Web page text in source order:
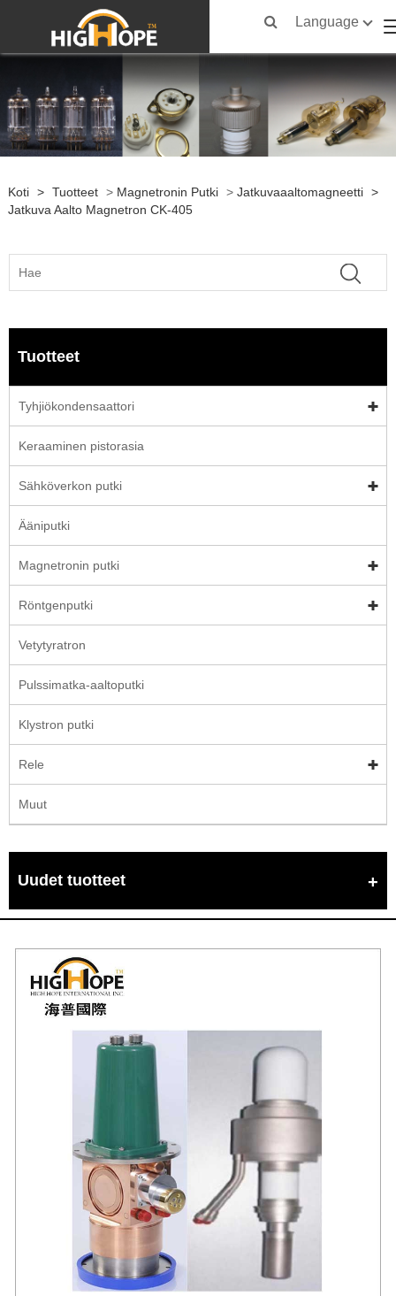
Language
Koti > Tuotteet > Magnetronin Putki > Jatkuvaaaltomagneetti >
Jatkuva Aalto Magnetron CK-405
Tuotteet
Tyhjiökondensaattori
Keraaminen pistorasia
Sähköverkon putki
Ääniputki
Magnetronin putki
Röntgenputki
Vetytyratron
Pulssimatka-aaltoputki
Klystron putki
Rele
Muut
Uudet tuotteet